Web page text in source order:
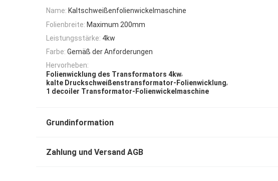
Name: Kaltschweißenfolienwickelmaschine
Folienbreite: Maximum 200mm
Leistungsstärke: 4kw
Farbe: Gemäß der Anforderungen
Hervorheben:
Folienwicklung des Transformators 4kw,
kalte Druckschweißenstransformator-Folienwicklung,
1 decoiler Transformator-Folienwickelmaschine
Grundinformation
Zahlung und Versand AGB